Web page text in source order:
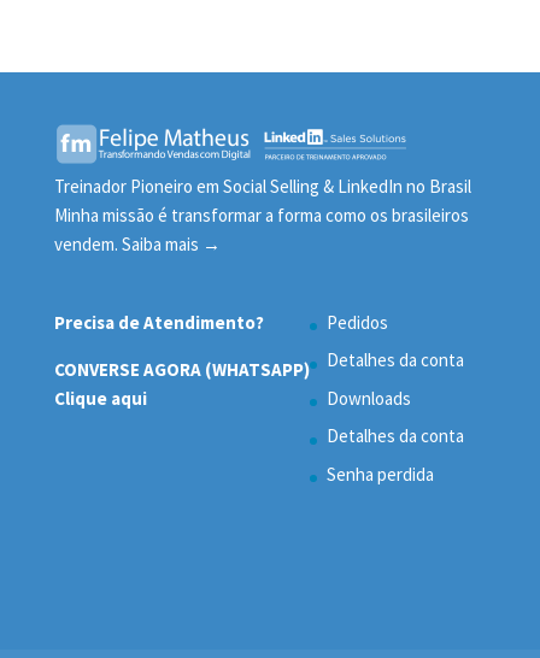
Treinador Pioneiro em Social Selling & LinkedIn no Brasil
Minha missão é transformar a forma como os brasileiros
vendem. Saiba mais →
Precisa de Atendimento?
CONVERSE AGORA (WHATSAPP)
Clique aqui
Pedidos
Detalhes da conta
Downloads
Detalhes da conta
Senha perdida